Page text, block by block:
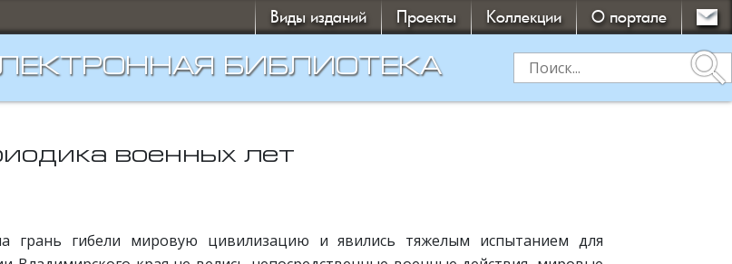
Виды изданий Проекты Коллекции О портале
БИБЛИОТЕКА search
военных лет
грань гибели мировую цивилизацию и явились тяжелым испытанием для